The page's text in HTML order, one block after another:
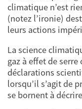
climatique n’est
(notez l’ironie)
leurs actions
La science
gaz à effet de
déclarations
lorsqu’il s’agit de
se bornent à